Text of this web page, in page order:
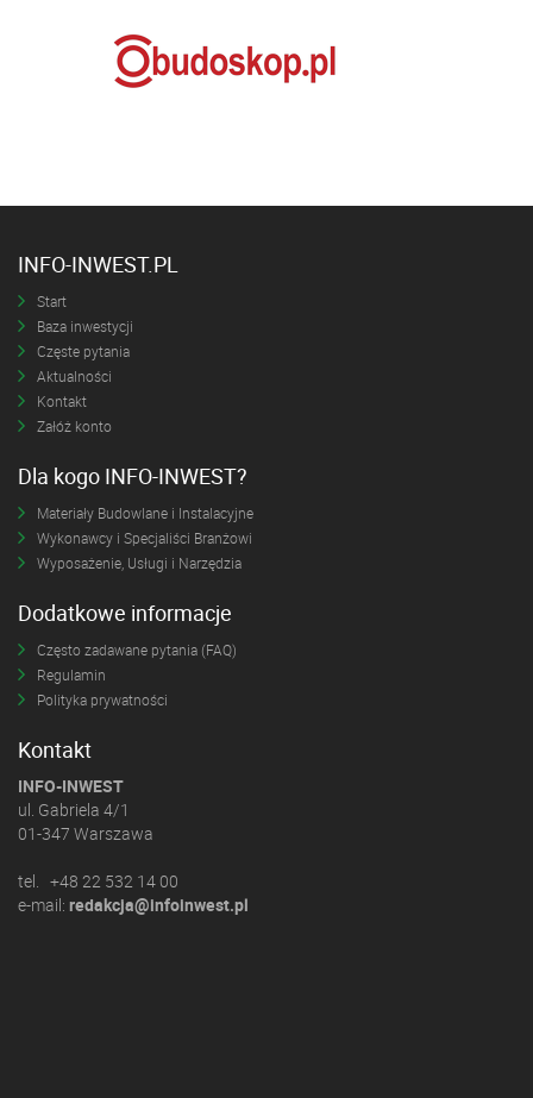
INFO-INWEST.PL
Start
Baza inwestycji
Częste pytania
Aktualności
Kontakt
Załóż konto
Dla kogo INFO-INWEST?
Materiały Budowlane i Instalacyjne
Wykonawcy i Specjaliści Branżowi
Wyposażenie, Usługi i Narzędzia
Dodatkowe informacje
Często zadawane pytania (FAQ)
Regulamin
Polityka prywatności
Kontakt
INFO-INWEST
ul. Gabriela 4/1
01-347 Warszawa
tel. +48 22 532 14 00
e-mail: redakcja@infoinwest.pl